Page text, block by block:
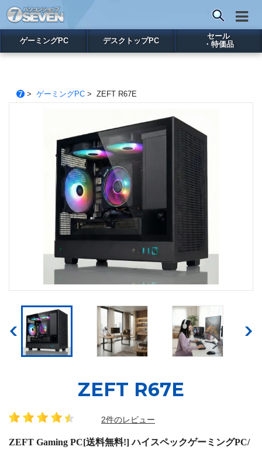
ゲーミングPC デスクトップPC
セール
・特価品
> ゲーミングPC> ZEFT R67E
ZEFT R67E
2件のレビュー
ZEFT Gaming PC[送料無料!] ハイスペックゲーミングPC/